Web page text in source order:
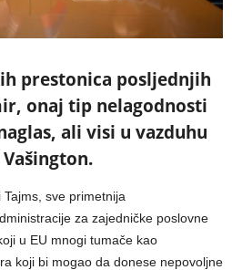
prestonica posljednjih
onaj tip nelagodnosti
ali visi u vazduhu
sve primetnija
za zajedničke poslovne
u EU mnogi tumače kao
koji bi mogao da donese nepovoljne